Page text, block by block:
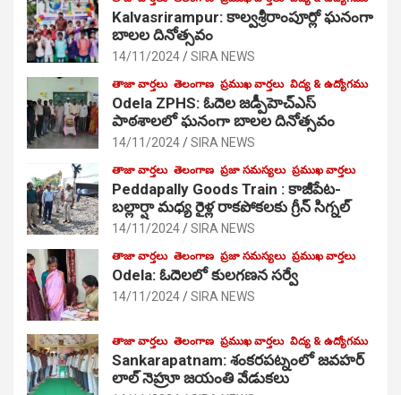
Kalvasrirampur: కాల్వశ్రీరాంపూర్లో ఘనంగా
బాలల దినోత్సవం
14/11/2024 SIRA NEWS
తాజా వార్తలు తెలంగాణ ప్రముఖ వార్తలు విద్య & ఉద్యోగము
Odela ZPHS: ఓదెల జ‌డ్పీహెచ్ఎస్
పాఠ‌శాల‌లో ఘనంగా బాలల దినోత్సవం
14/11/2024 SIRA NEWS
తాజా వార్తలు తెలంగాణ ప్రజా సమస్యలు ప్రముఖ వార్తలు
Peddapally Goods Train : కాజీపేట-
బల్లార్షా మధ్య రైళ్ల రాకపోకలకు గ్రీన్ సిగ్నల్
14/11/2024 SIRA NEWS
తాజా వార్తలు తెలంగాణ ప్రజా సమస్యలు ప్రముఖ వార్తలు
Odela: ఓదెలలో కులగణన సర్వే
14/11/2024 SIRA NEWS
తాజా వార్తలు తెలంగాణ ప్రముఖ వార్తలు విద్య & ఉద్యోగము
Sankarapatnam: శంకరపట్నంలో జవహర్
లాల్ నెహ్రూ జయంతి వేడుకలు